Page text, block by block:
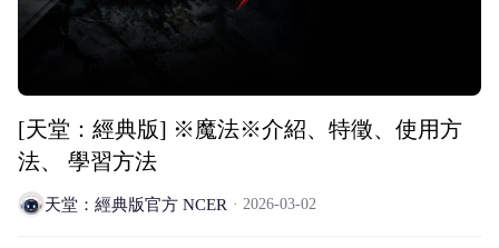
[天堂：經典版] ※魔法※介紹、特徵、使用方
法、 學習方法
天堂：經典版官方 NCER 2026-03-02